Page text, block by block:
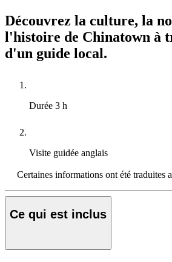
Découvrez la culture, la
l'histoire de Chinatown à
d'un guide local.
Durée 3 h
Visite guidée anglais
Certaines informations ont été traduites
Ce qui est inclus